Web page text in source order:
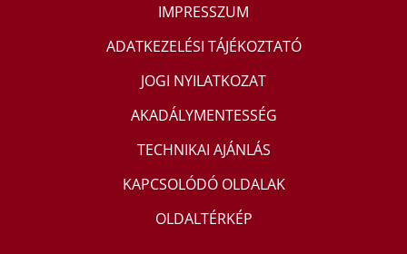
IMPRESSZUM
ADATKEZELÉSI TÁJÉKOZTATÓ
JOGI NYILATKOZAT
AKADÁLYMENTESSÉG
TECHNIKAI AJÁNLÁS
KAPCSOLÓDÓ OLDALAK
OLDALTÉRKÉP